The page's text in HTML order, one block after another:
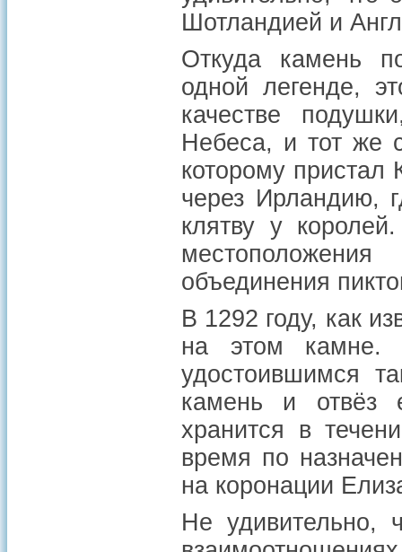
Шотландией и
Откуда камень
одной легенде,
качестве
Небеса, и тот же
которому пристал
через Ирландию,
клятву у
объединения
В 1292 году, как
на этом камне.
удостоившимся
камень и отвёз
хранится в
время по
на коронации
Не удивительно,